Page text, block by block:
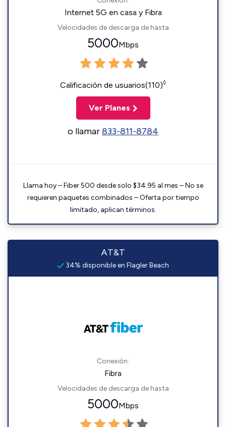
Internet 5G en casa y Fibra
Velocidades de descarga de hasta
5000Mbps
Calificación de usuarios(110)◊
Ver Planes
o llamar833-811-8784
Llama hoy – Fiber 500 desde solo $34.95 al mes – No se
requieren paquetes combinados – Oferta por tiempo
limitado, aplican términos.
AT&T
34% disponible en Flagler Beach
Conexión:
Fibra
Velocidades de descarga de hasta
5000Mbps